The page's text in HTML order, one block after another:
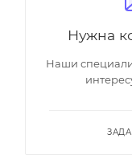
Нужна
Наши